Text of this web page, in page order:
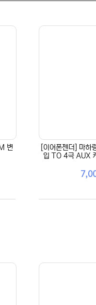
변
[이어폰젠더] 마
입 TO 4극 AUX